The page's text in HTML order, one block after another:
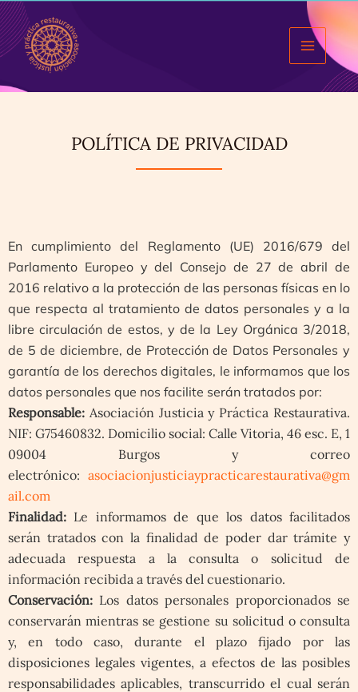
Ir
al
contenido
Main
Menu
POLÍTICA DE PRIVACIDAD
En cumplimiento del Reglamento (UE) 2016/679 del
Parlamento Europeo y del Consejo de 27 de abril de
2016 relativo a la protección de las personas físicas en lo
que respecta al tratamiento de datos personales y a la
libre circulación de estos, y de la Ley Orgánica 3/2018,
de 5 de diciembre, de Protección de Datos Personales y
garantía de los derechos digitales, le informamos que los
datos personales que nos facilite serán tratados por:
Responsable: Asociación Justicia y Práctica Restaurativa.
NIF: G75460832. Domicilio social: Calle Vitoria, 46 esc. E, 1
09004 Burgos y correo
electrónico: asociacionjusticiaypracticarestaurativa@gm
ail.com
Finalidad: Le informamos de que los datos facilitados
serán tratados con la finalidad de poder dar trámite y
adecuada respuesta a la consulta o solicitud de
información recibida a través del cuestionario.
Conservación: Los datos personales proporcionados se
conservarán mientras se gestione su solicitud o consulta
y, en todo caso, durante el plazo fijado por las
disposiciones legales vigentes, a efectos de las posibles
responsabilidades aplicables, transcurrido el cual serán